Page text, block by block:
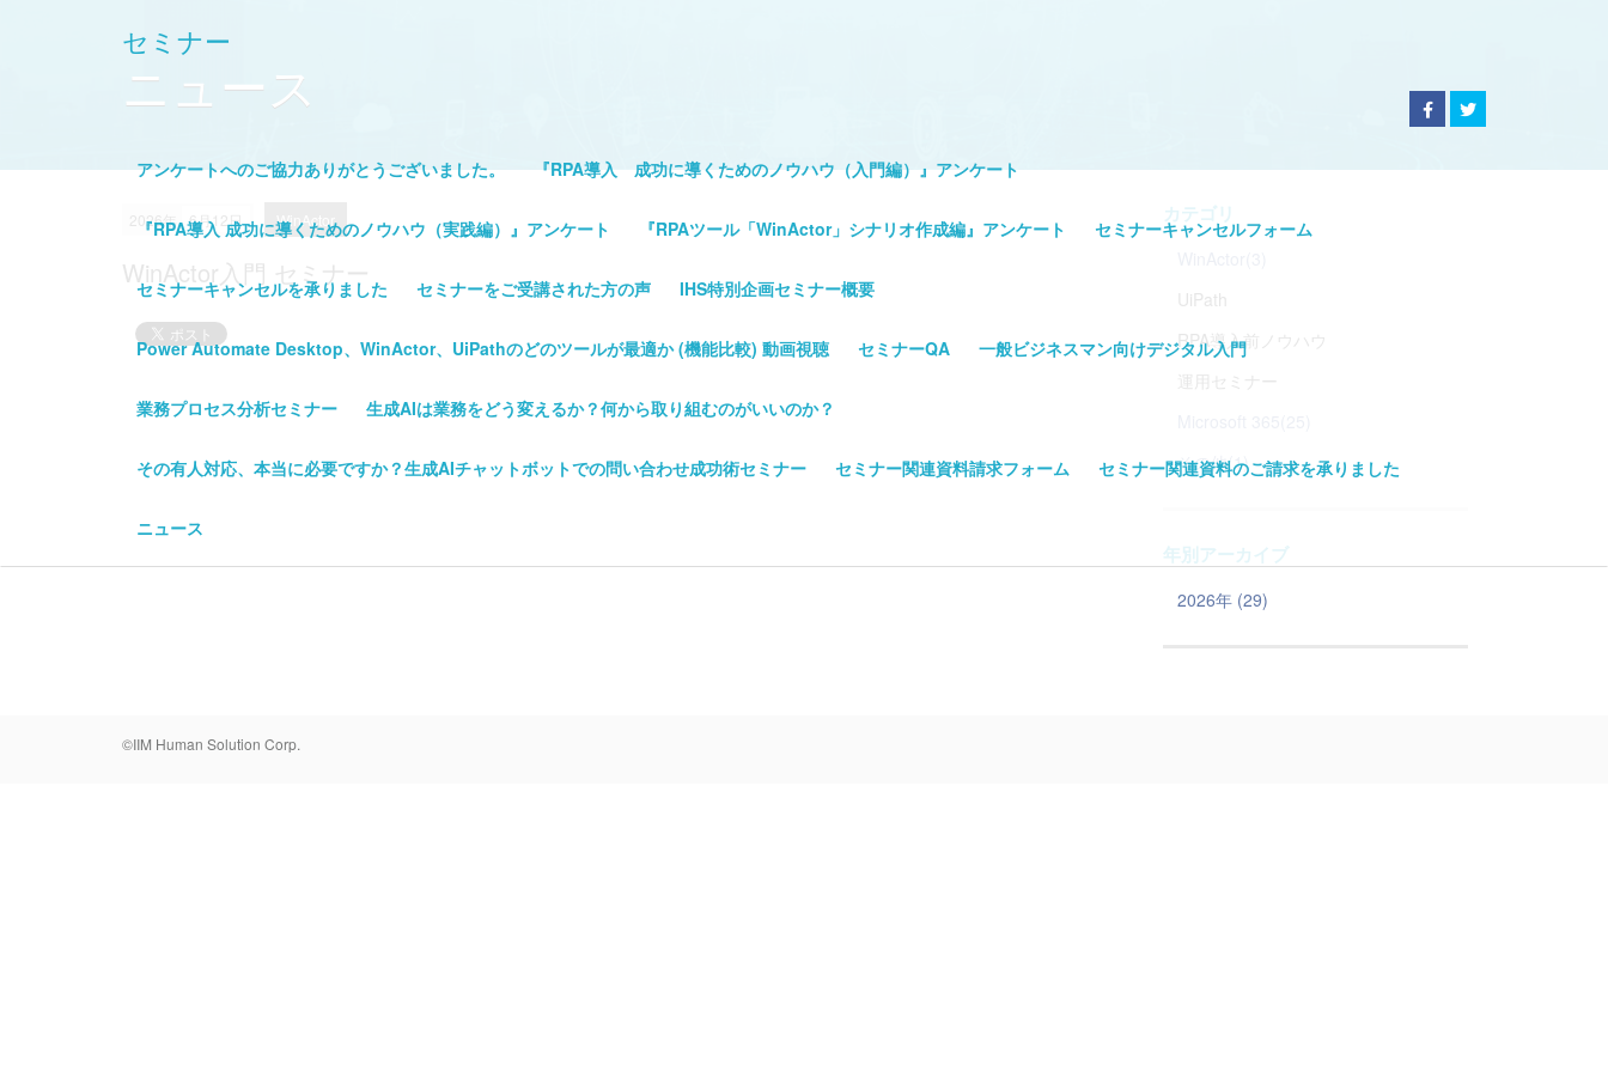
セミナー
アンケートへのご協力ありがとうございました。 『RPA導入 成功に導くためのノウハウ（入門編）』アンケート
『RPA導入 成功に導くためのノウハウ（実践編）』アンケート 『RPAツール「WinActor」シナリオ作成編』アンケート セミナーキャンセルフォーム
セミナーキャンセルを承りました セミナーをご受講された方の声 IHS特別企画セミナー概要
Power Automate Desktop、WinActor、UiPathのどのツールが最適か (機能比較) 動画視聴 セミナーQA 一般ビジネスマン向けデジタル入門
業務プロセス分析セミナー 生成AIは業務をどう変えるか？何から取り組むのがいいのか？
その有人対応、本当に必要ですか？生成AIチャットボットでの問い合わせ成功術セミナー セミナー関連資料請求フォーム セミナー関連資料のご請求を承りました
ニュース
ニュース
2026年 6月12日 WinActor
WinActor入門 セミナー
カテゴリ
UiPath
RPA導入前ノウハウ
運用セミナー
その他(1)
年別アーカイブ
2026年 (29)
©IIM Human Solution Corp.